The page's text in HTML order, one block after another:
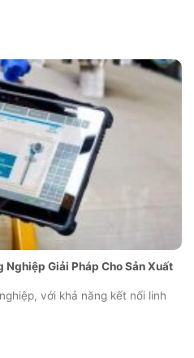
Nghiệp Giải Pháp Cho Sản Xuất
với khả năng kết nối linh